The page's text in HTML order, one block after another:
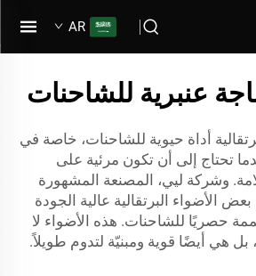
AR
عنبرية للشاحنات
أداة حيوية للشاحنات، خاصة في
تحتاج إلى أن تكون مرئية على
وشركة ليي، المصنعة المشهورة
بعض الأضواء البرتقالية عالية الجودة
حصريًا للشاحنات. هذه الأضواء لا
هي أيضًا قوية ومبنيّة لتدوم طويلاً.